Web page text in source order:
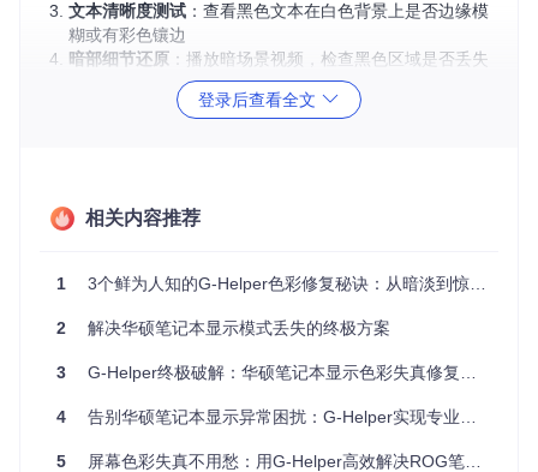
文本清晰度测试 ：查看黑色文本在白色背景上是否边缘模
糊或有彩色镶边
暗部细节还原 ：播放暗场景视频，检查黑色区域是否丢失
细节或呈现灰色
GameVisual模式切换：尝试切换不同预设模式，若色彩
系统后突然褪色的问题。这种现象通常发生在系统更新后，表
现为所有颜色饱和度降低，尤其红色和蓝色最为明显。Flow X
失严重，这些都指向色彩配置文件（ICC Profile）损坏或丢
关键环节：
登录后查看全文
相关内容推荐
1 3个鲜为人知的G-Helper色彩修复秘诀：从暗淡到惊艳的华硕屏幕拯救方案
2 解决华硕笔记本显示模式丢失的终极方案
3 G-Helper终极破解：华硕笔记本显示色彩失真修复与视觉体验焕新指南
4 告别华硕笔记本显示异常困扰：G-Helper实现专业显示优化
5 屏幕色彩失真不用愁：用G-Helper高效解决ROG笔记本GameVisual配置丢失问题